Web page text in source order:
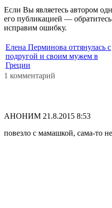
Если Вы являетесь автором
его публикацией —
исправим ошибку.
Елена Перминова оттянулась с
подругой и своим мужем в
Греции
1 комментарий
АНОНИМ 21.8.2015 8:53
повезло с мамашкой, сама-то